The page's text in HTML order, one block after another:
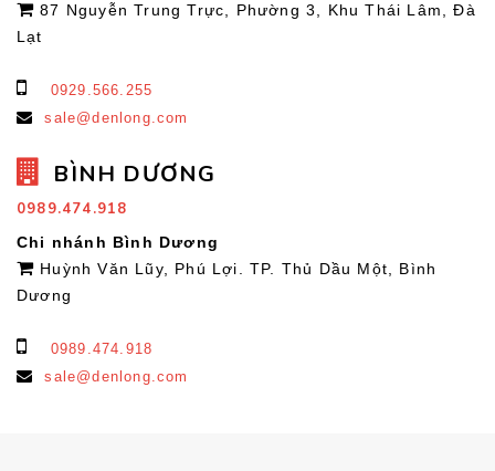
87 Nguyễn Trung Trực, Phường 3, Khu Thái Lâm, Đà
Lạt
0929.566.255
sale@denlong.com
BÌNH DƯƠNG
0989.474.918
Chi nhánh Bình Dương
Huỳnh Văn Lũy, Phú Lợi. TP. Thủ Dầu Một, Bình
Dương
0989.474.918
sale@denlong.com